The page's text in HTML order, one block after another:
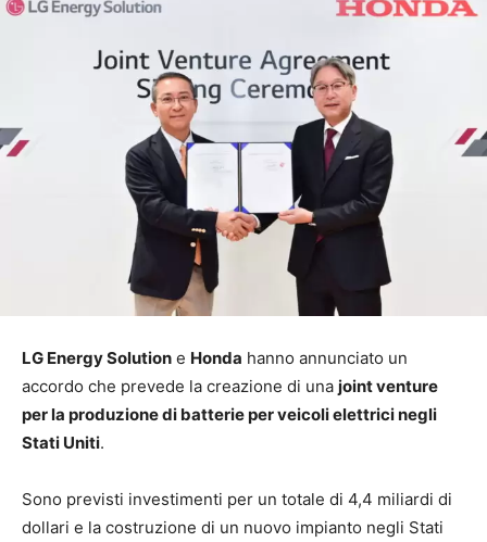
LG Energy Solution e Honda hanno annunciato un
accordo che prevede la creazione di una joint venture
per la produzione di batterie per veicoli elettrici negli
Stati Uniti.
Sono previsti investimenti per un totale di 4,4 miliardi di
dollari e la costruzione di un nuovo impianto negli Stati